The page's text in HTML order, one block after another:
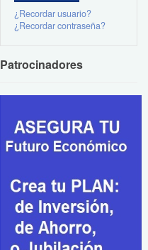
¿Recordar usuario?
¿Recordar contraseña?
Patrocinadores